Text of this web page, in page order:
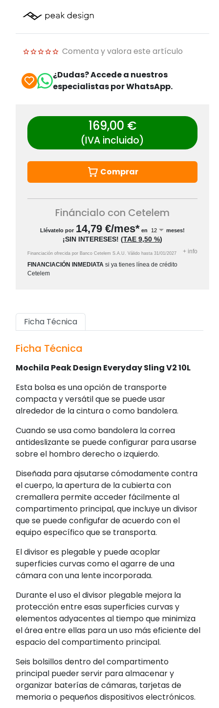
Comenta y valora este artículo
¿Dudas? Accede a nuestros
especialistas por WhatsApp.
169,00 €
(IVA incluido)
Comprar
Fináncialo con Cetelem
Llévatelo por 14,79 €/mes* en meses!
¡SIN INTERESES! (TAE 9,50 %)
Financiación ofrecida por Banco Cetelem S.A.U. Válido hasta 31/01/2027 + info
FINANCIACIÓN INMEDIATA si ya tienes línea de crédito
Cetelem
Ficha Técnica
Ficha Técnica
Mochila Peak Design Everyday Sling V2 10L
Esta bolsa es una opción de transporte
compacta y versátil que se puede usar
alrededor de la cintura o como bandolera.
Cuando se usa como bandolera la correa
antideslizante se puede configurar para usarse
sobre el hombro derecho o izquierdo.
Diseñada para ajsutarse cómodamente contra
el cuerpo, la apertura de la cubierta con
cremallera permite acceder fácilmente al
compartimento principal, que incluye un divisor
que se puede configufar de acuerdo con el
equipo específico que se transporta.
El divisor es plegable y puede acoplar
superficies curvas como el agarre de una
cámara con una lente incorporada.
Durante el uso el divisor plegable mejora la
protección entre esas superficies curvas y
elementos adyacentes al tiempo que minimiza
el área entre ellas para un uso más eficiente del
espacio del compartimento principal.
Seis bolsillos dentro del compartimento
principal pueder servir para almacenar y
organizar baterías de cámaras, tarjetas de
memoria o pequeños dispositivos electrónicos.